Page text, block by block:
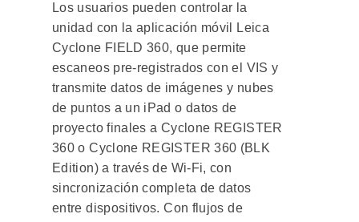
Los usuarios pueden controlar la
unidad con la aplicación móvil Leica
Cyclone FIELD 360, que permite
escaneos pre-registrados con el VIS y
transmite datos de imágenes y nubes
de puntos a un iPad o datos de
proyecto finales a Cyclone REGISTER
360 o Cyclone REGISTER 360 (BLK
Edition) a través de Wi-Fi, con
sincronización completa de datos
entre dispositivos. Con flujos de